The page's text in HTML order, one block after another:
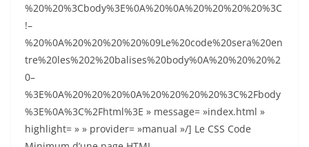
%20%20%3Cbody%3E%0A%20%0A%20%20%20%20%3C
!–
%20%0A%20%20%20%20%09Le%20code%20sera%20en
tre%20les%202%20balises%20body%0A%20%20%20%2
0–
%3E%0A%20%20%20%0A%20%20%20%20%3C%2Fbody
%3E%0A%3C%2Fhtml%3E » message= »index.html »
highlight= » » provider= »manual »/] Le CSS Code